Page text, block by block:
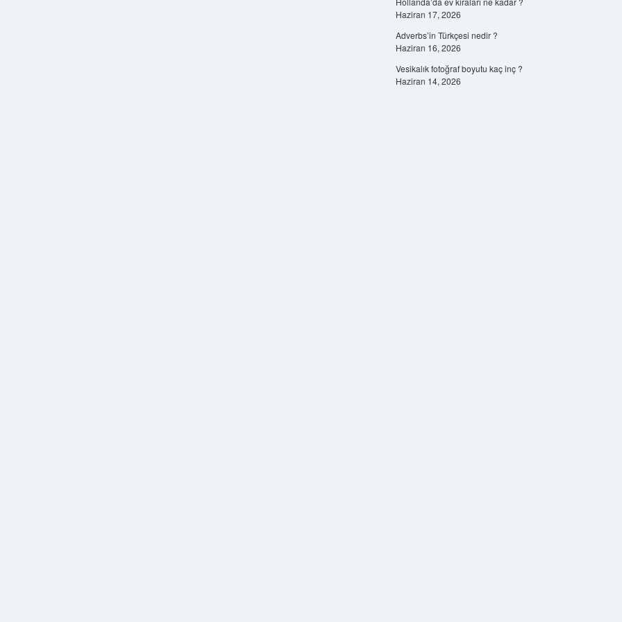
Haziran 17, 2026
Adverbs’in Türkçesi nedir ?
Haziran 16, 2026
Vesikalık fotoğraf boyutu kaç inç ?
Haziran 14, 2026